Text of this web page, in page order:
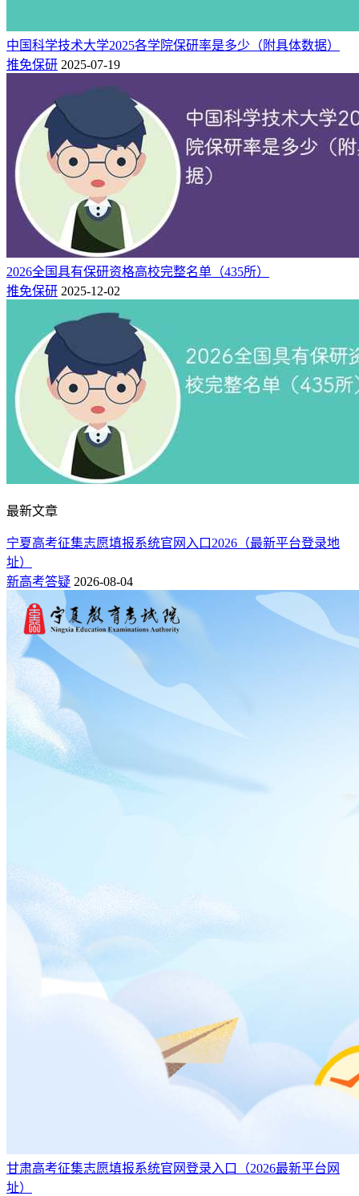
中国科学技术大学2025各学院保研率是多少（附具体数据）
推免保研 2025-07-19
2026全国具有保研资格高校完整名单（435所）
推免保研 2025-12-02
最新文章
宁夏高考征集志愿填报系统官网入口2026（最新平台登录地
址）
新高考答疑 2026-08-04
甘肃高考征集志愿填报系统官网登录入口（2026最新平台网
址）